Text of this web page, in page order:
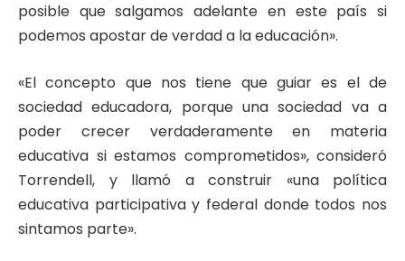
posible que salgamos adelante en este país si
podemos apostar de verdad a la educación».
«El concepto que nos tiene que guiar es el de
sociedad educadora, porque una sociedad va a
poder crecer verdaderamente en materia
educativa si estamos comprometidos», consideró
Torrendell, y llamó a construir «una política
educativa participativa y federal donde todos nos
sintamos parte».